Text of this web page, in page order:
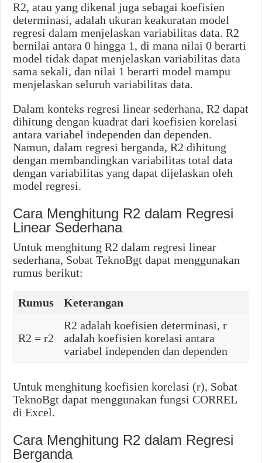
R2, atau yang dikenal juga sebagai koefisien
determinasi, adalah ukuran keakuratan model
regresi dalam menjelaskan variabilitas data. R2
bernilai antara 0 hingga 1, di mana nilai 0 berarti
model tidak dapat menjelaskan variabilitas data
sama sekali, dan nilai 1 berarti model mampu
menjelaskan seluruh variabilitas data.
Dalam konteks regresi linear sederhana, R2 dapat
dihitung dengan kuadrat dari koefisien korelasi
antara variabel independen dan dependen.
Namun, dalam regresi berganda, R2 dihitung
dengan membandingkan variabilitas total data
dengan variabilitas yang dapat dijelaskan oleh
model regresi.
Cara Menghitung R2 dalam Regresi
Linear Sederhana
Untuk menghitung R2 dalam regresi linear
sederhana, Sobat TeknoBgt dapat menggunakan
rumus berikut:
Rumus Keterangan
R2 = r2
R2 adalah koefisien determinasi, r
adalah koefisien korelasi antara
variabel independen dan dependen
Untuk menghitung koefisien korelasi (r), Sobat
TeknoBgt dapat menggunakan fungsi CORREL
di Excel.
Cara Menghitung R2 dalam Regresi
Berganda